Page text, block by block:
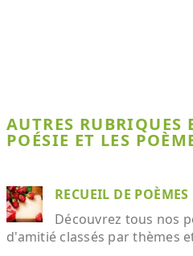
AUTRES RUBRIQUES
POÉSIE ET LES
RECUEIL DE POÈMES
Découvrez tous nos
d'amitié classés par thèmes